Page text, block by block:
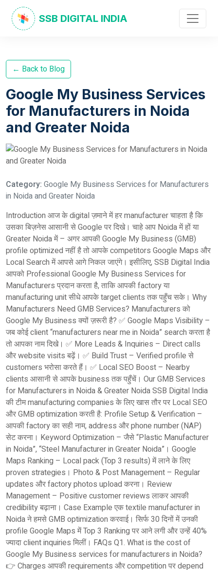
SSB DIGITAL INDIA
← Back to Blog
Google My Business Services
for Manufacturers in Noida
and Greater Noida
Category: Google My Business Services for Manufacturers
in Noida and Greater Noida
Introduction आज के digital ज़माने में हर manufacturer चाहता है कि
उसका बिज़नेस आसानी से Google पर दिखे। चाहे आप Noida में हों या
Greater Noida में – अगर आपकी Google My Business (GMB)
profile optimized नहीं है तो आपके competitors Google Maps और
Local Search में आपसे आगे निकल जाएंगे। इसीलिए, SSB Digital India
आपको Professional Google My Business Services for
Manufacturers प्रदान करता है, ताकि आपकी factory या
manufacturing unit सीधे आपके target clients तक पहुँच सके। Why
Manufacturers Need GMB Services? Manufacturers को
Google My Business क्यों ज़रूरी है? ✅ Google Maps Visibility –
जब कोई client “manufacturers near me in Noida” search करता है
तो आपका नाम दिखे। ✅ More Leads & Inquiries – Direct calls
और website visits बढ़ें। ✅ Build Trust – Verified profile से
customers भरोसा करते हैं। ✅ Local SEO Boost – Nearby
clients आसानी से आपके business तक पहुँचें। Our GMB Services
for Manufacturers in Noida & Greater Noida SSB Digital India
की टीम manufacturing companies के लिए खास तौर पर Local SEO
और GMB optimization करती है: Profile Setup & Verification –
आपकी factory का सही नाम, address और phone number (NAP)
सेट करना। Keyword Optimization – जैसे “Plastic Manufacturer
in Noida”, “Steel Manufacturer in Greater Noida”। Google
Maps Ranking – Local pack (Top 3 results) में लाने के लिए
proven strategies। Photo & Post Management – Regular
updates और factory photos upload करना। Review
Management – Positive customer reviews लाकर आपकी
credibility बढ़ाना। Case Example एक textile manufacturer in
Noida ने हमसे GMB optimization करवाई। सिर्फ 30 दिनों में उनकी
profile Google Maps में Top 3 Ranking पर आने लगी और उन्हें 40%
ज्यादा client inquiries मिलीं। FAQs Q1. What is the cost of
Google My Business services for manufacturers in Noida?
👉 Charges आपकी requirements और competition पर depend